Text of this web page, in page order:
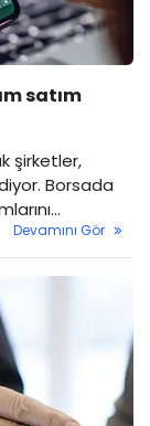
satım
şirketler,
Borsada
satım
Devamını Gör